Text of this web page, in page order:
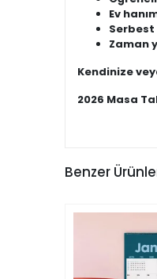
Ev
Zaman
Kendinize
2026 Masa
Benzer